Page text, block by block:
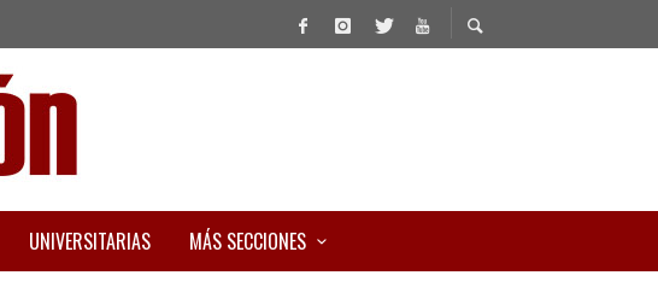
UNIVERSITARIAS MÁS SECCIONES